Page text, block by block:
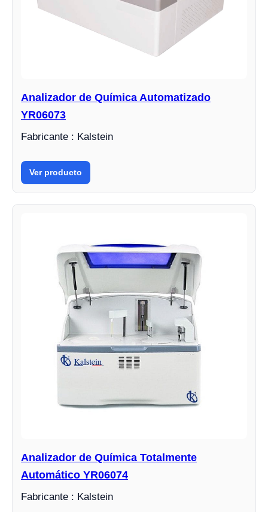
Analizador de Química Automatizado
YR06073
Fabricante : Kalstein
Ver producto
Analizador de Química Totalmente
Automático YR06074
Fabricante : Kalstein